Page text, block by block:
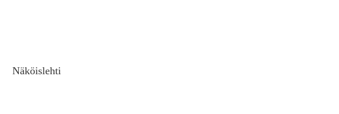
Näköislehti